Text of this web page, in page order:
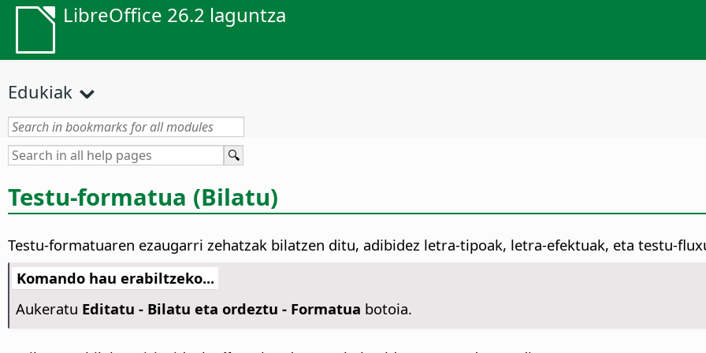
LibreOffice 26.2 laguntza
Edukiak
Testu-formatua (Bilatu)
Testu-formatuaren ezaugarri zehatzak bilatzen ditu, adibidez letra-tipoak, letra-efektuak, eta testu-
Komando hau erabiltzeko...
Aukeratu Editatu - Bilatu eta ordeztu - Formatua botoia.